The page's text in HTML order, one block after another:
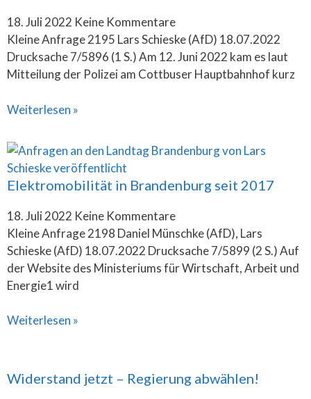
18. Juli 2022 Keine Kommentare
Kleine Anfrage 2195 Lars Schieske (AfD) 18.07.2022
Drucksache 7/5896 (1 S.) Am 12. Juni 2022 kam es laut
Mitteilung der Polizei am Cottbuser Hauptbahnhof kurz
Weiterlesen »
Elektromobilität in Brandenburg seit 2017
18. Juli 2022 Keine Kommentare
Kleine Anfrage 2198 Daniel Münschke (AfD), Lars
Schieske (AfD) 18.07.2022 Drucksache 7/5899 (2 S.) Auf
der Website des Ministeriums für Wirtschaft, Arbeit und
Energie1 wird
Weiterlesen »
Widerstand jetzt – Regierung abwählen!